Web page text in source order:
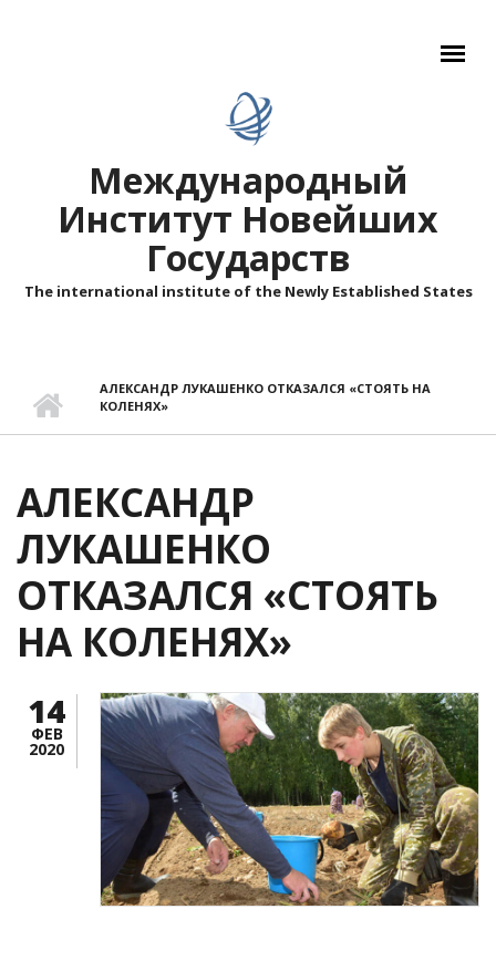
Международный
Институт Новейших
Государств
The international institute of the Newly Established States
АЛЕКСАНДР ЛУКАШЕНКО ОТКАЗАЛСЯ «СТОЯТЬ НА
КОЛЕНЯХ»
АЛЕКСАНДР
ЛУКАШЕНКО
ОТКАЗАЛСЯ «СТОЯТЬ
НА КОЛЕНЯХ»
14
ФЕВ
2020